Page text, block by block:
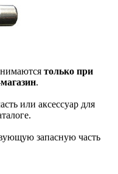
только при
.
или аксессуар для
запасную часть